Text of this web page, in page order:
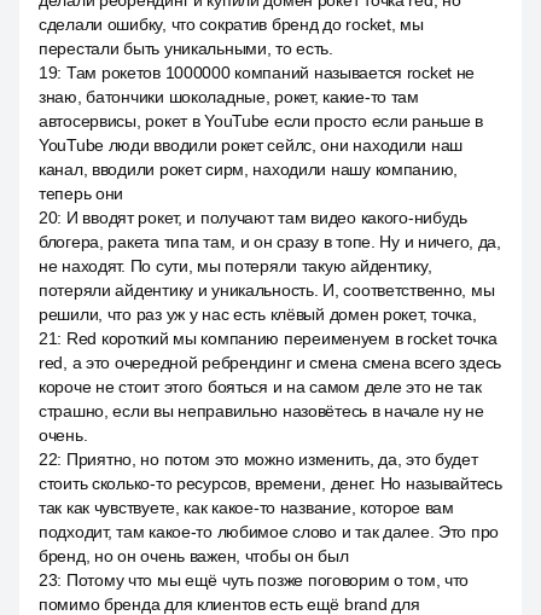
сделали ошибку, что сократив бренд до rocket, мы
перестали быть уникальными, то есть.
19: Там рокетов 1000000 компаний называется rocket не
знаю, батончики шоколадные, рокет, какие-то там
автосервисы, рокет в YouTube если просто если раньше в
YouTube люди вводили рокет сейлс, они находили наш
канал, вводили рокет сирм, находили нашу компанию,
теперь они
20: И вводят рокет, и получают там видео какого-нибудь
блогера, ракета типа там, и он сразу в топе. Ну и ничего, да,
не находят. По сути, мы потеряли такую айдентику,
потеряли айдентику и уникальность. И, соответственно, мы
решили, что раз уж у нас есть клёвый домен рокет, точка,
21: Red короткий мы компанию переименуем в rocket точка
red, а это очередной ребрендинг и смена смена всего здесь
короче не стоит этого бояться и на самом деле это не так
страшно, если вы неправильно назовётесь в начале ну не
очень.
22: Приятно, но потом это можно изменить, да, это будет
стоить сколько-то ресурсов, времени, денег. Но называйтесь
так как чувствуете, как какое-то название, которое вам
подходит, там какое-то любимое слово и так далее. Это про
бренд, но он очень важен, чтобы он был
23: Потому что мы ещё чуть позже поговорим о том, что
помимо бренда для клиентов есть ещё brand для